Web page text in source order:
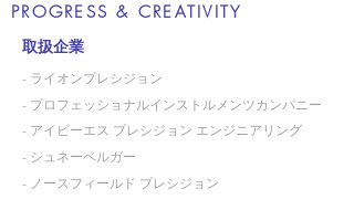
PROGRESS & CREATIVITY
取扱企業
- ライオンプレシジョン
- プロフェッショナルインストルメンツカンパニー
- アイビーエス プレシジョン エンジニアリング
- シュネーベルガー
- ノースフィールド プレシジョン